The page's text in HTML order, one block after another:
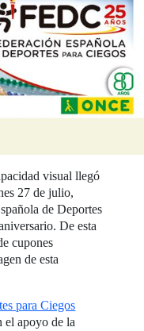
visual llegó
27 de julio,
de Deportes
De esta
cupones
de esta
para Ciegos
el apoyo de la